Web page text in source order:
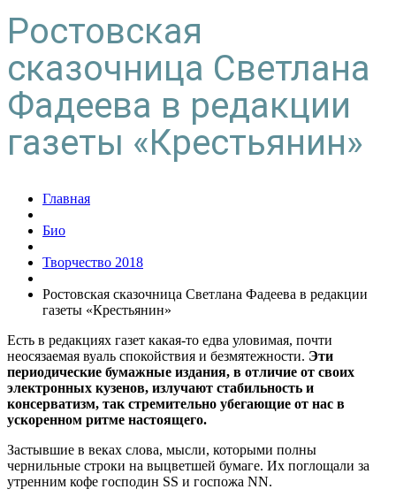
Ростовская
сказочница Светлана
Фадеева в редакции
газеты «Крестьянин»
Главная
Био
Творчество 2018
Ростовская сказочница Светлана Фадеева в редакции
газеты «Крестьянин»
Есть в редакциях газет какая-то едва уловимая, почти
неосязаемая вуаль спокойствия и безмятежности. Эти
периодические бумажные издания, в отличие от своих
электронных кузенов, излучают стабильность и
консерватизм, так стремительно убегающие от нас в
ускоренном ритме настоящего.
Застывшие в веках слова, мысли, которыми полны
чернильные строки на выцветшей бумаге. Их поглощали за
утренним кофе господин SS и госпожа NN.